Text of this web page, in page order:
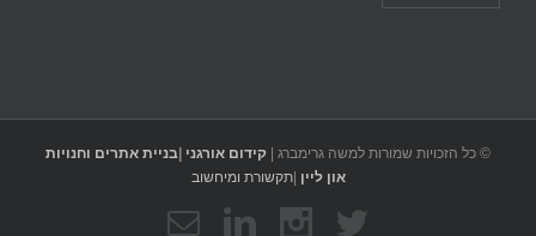
© כל הזכויות שמורות למשה גרימברג | קידום אורגני בניית אתרים וחנויות
און ליין |תקשורת ומיחשוב